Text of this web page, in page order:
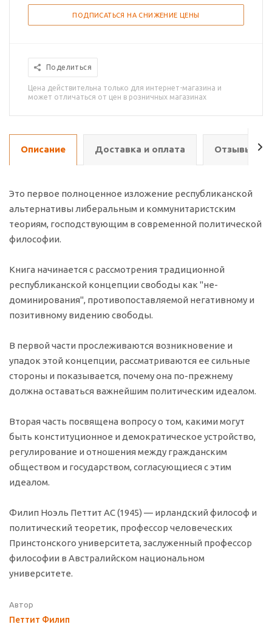
ПОДПИСАТЬСЯ НА СНИЖЕНИЕ ЦЕНЫ
Поделиться
Цена действительна только для интернет-магазина и
может отличаться от цен в розничных магазинах
Описание Доставка и оплата Отзывы о
Это первое полноценное изложение республиканской
альтернативы либеральным и коммунитаристским
теориям, господствующим в современной политической
философии.
Книга начинается с рассмотрения традиционной
республиканской концепции свободы как "не-
доминирования", противопоставляемой негативному и
позитивному видению свободы.
В первой части прослеживаются возникновение и
упадок этой концепции, рассматриваются ее сильные
стороны и показывается, почему она по-прежнему
должна оставаться важнейшим политическим идеалом.
Вторая часть посвящена вопросу о том, какими могут
быть конституционное и демократическое устройство,
регулирование и отношения между гражданским
обществом и государством, согласующиеся с этим
идеалом.
Филип Ноэль Петтит AC (1945) — ирландский философ и
политический теоретик, профессор человеческих
Принстонского университета, заслуженный профессор
философии в Австралийском национальном
университете.
Автор
Петтит Филип